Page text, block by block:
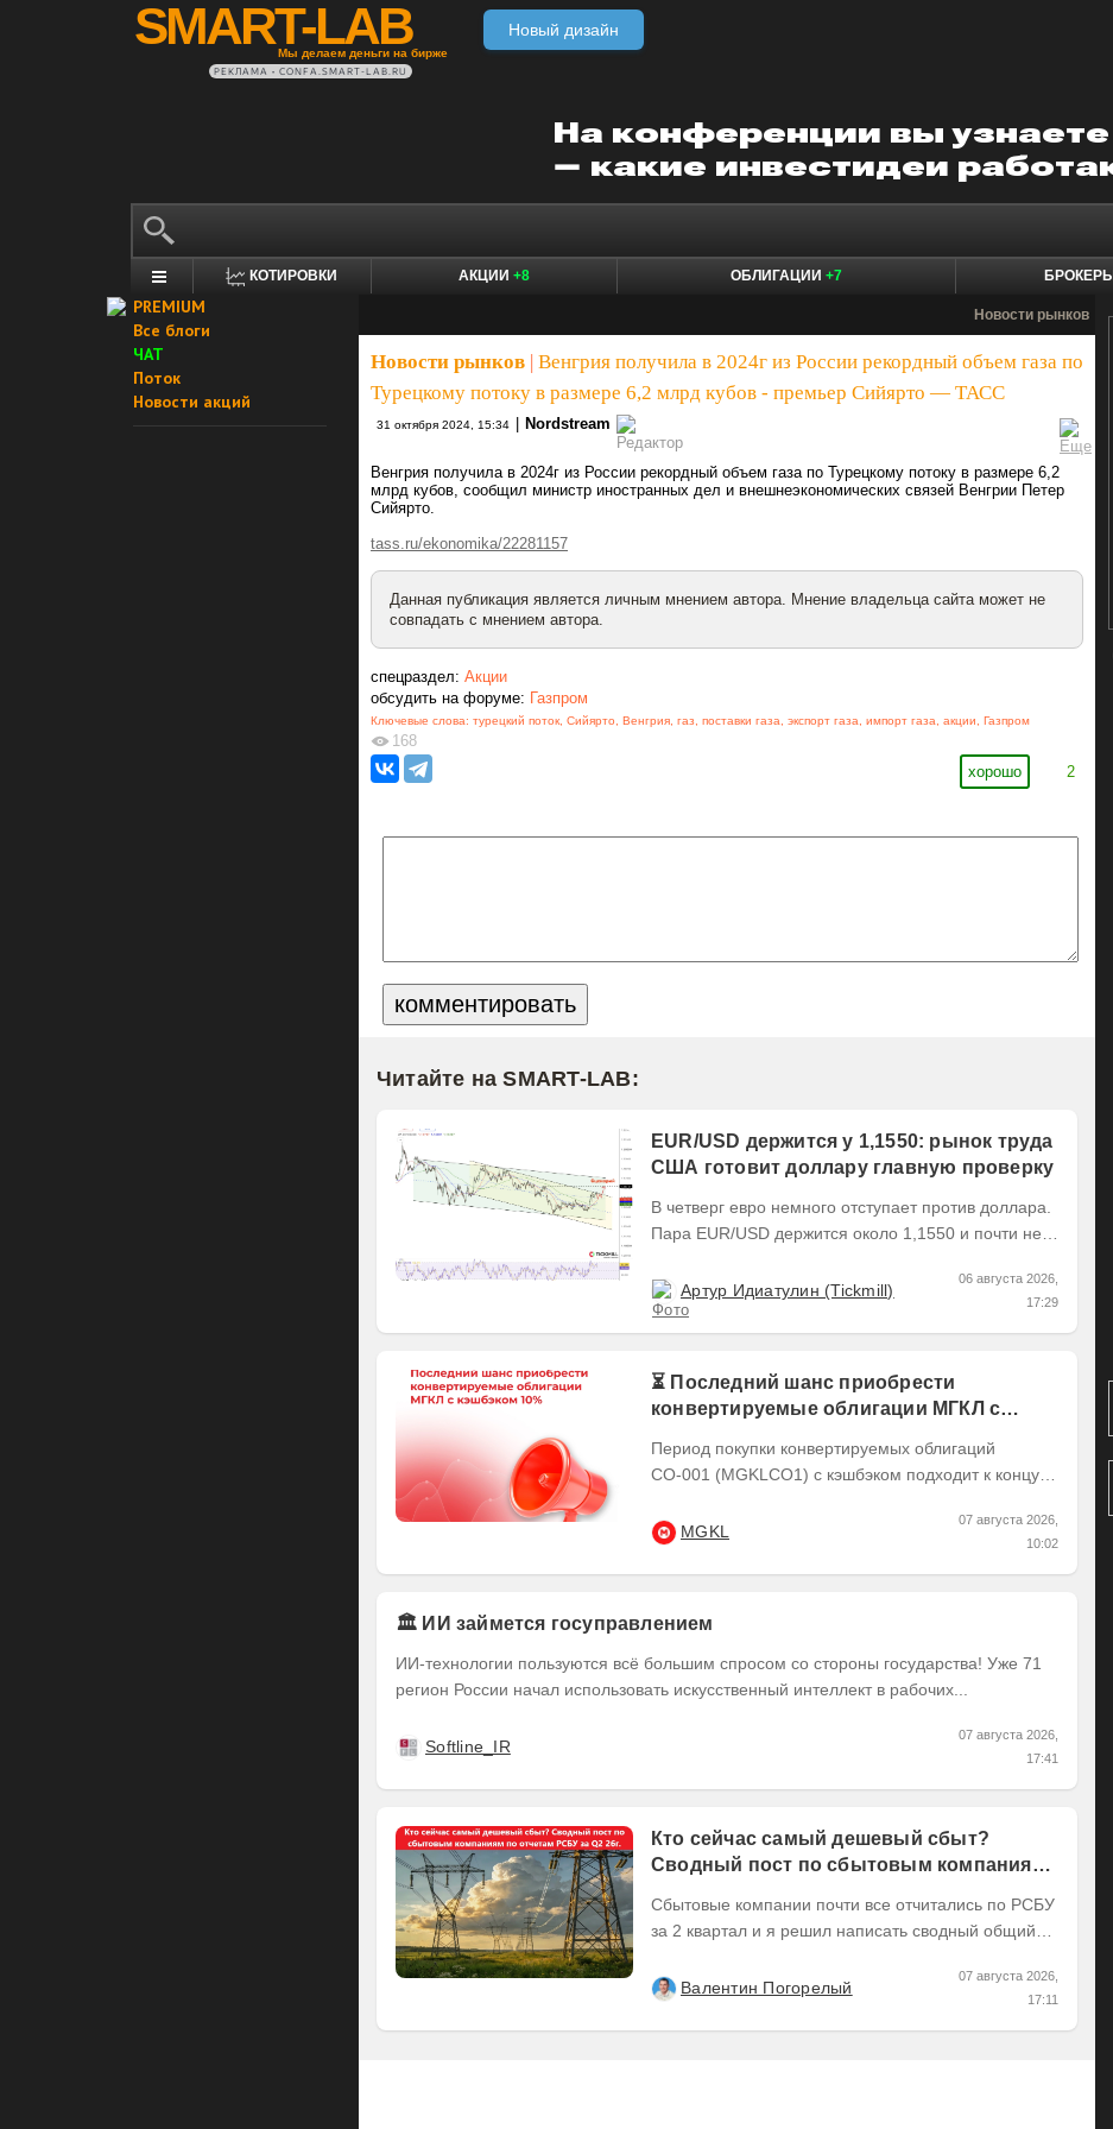
SMART-LAB
Мы делаем деньги на бирже
Новый дизайн
РЕКЛАМА • CONFA.SMART-LAB.RU
КОТИРОВКИ АКЦИИ +8 ОБЛИГАЦИИ +7 БРОКЕРЫ
PREMIUM
Все блоги
ЧАТ
Поток
Новости акций
Новости рынков
Новости рынков Венгрия получила в 2024г из России рекордный объем газа по
Турецкому потоку в размере 6,2 млрд кубов - премьер Сийярто — ТАСС
31 октября 2024, 15:34 Nordstream
Венгрия получила в 2024г из России рекордный объем газа по Турецкому потоку в размере 6,2
млрд кубов, сообщил министр иностранных дел и внешнеэкономических связей Венгрии Петер
Сийярто.
tass.ru/ekonomika/22281157
Данная публикация является личным мнением автора. Мнение владельца сайта может не
совпадать с мнением автора.
спецраздел: Акции
обсудить на форуме: Газпром
Ключевые слова: турецкий поток, Сийярто, Венгрия, газ, поставки газа, экспорт газа, импорт газа, акции, Газпром
168
хорошо
2
Читайте на SMART-LAB:
EUR/USD держится у 1,1550: рынок труда
США готовит доллару главную проверку
В четверг евро немного отступает против доллара.
Пара EUR/USD держится около 1,1550 и почти не
Артур Идиатулин (Tickmill)
06 августа 2026,
17:29
⏳ Последний шанс приобрести
конвертируемые облигации МГКЛ с
Период покупки конвертируемых облигаций
СО-001 (MGKLCO1) с кэшбэком подходит к концу.
квалифицированным...
MGKL
07 августа 2026,
10:02
🏛️ ИИ займется госуправлением
ИИ-технологии пользуются всё большим спросом со стороны государства! Уже 71
регион России начал использовать искусственный интеллект в рабочих...
Softline_IR
07 августа 2026,
17:41
Кто сейчас самый дешевый сбыт?
Сводный пост по сбытовым компаниям
Сбытовые компании почти все отчитались по РСБУ
за 2 квартал и я решил написать сводный общий
Валентин Погорелый
07 августа 2026,
17:11